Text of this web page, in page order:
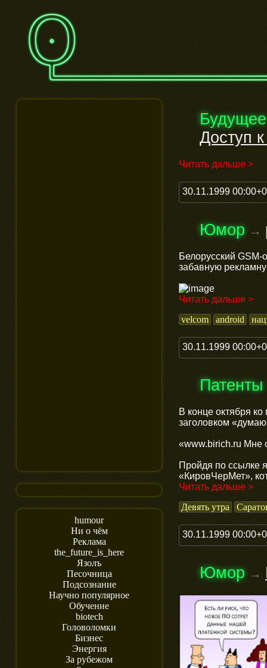
humour
Ни о чём
Реклама
the_future_is_here
Язолъ
Песочница
Подсознание
Научно популярное
Обучение
biotech
Головоломки
Бизнес
Энергия
За рубежом
Будущее
Доступ
Читать дальше >
30.11.1999
Юмор →
Белорусский
забавную
Читать дальше >
velcom
android
30.11.1999
Патенты
В конце октября
заголовком
«www.birich.ru Мне
Пройдя по ссылке
«КировЧерМет»,
Читать дальше >
Девять утра
30.11.1999
Юмор→